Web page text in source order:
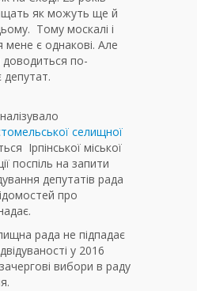
як можуть ще й
Тому москалі і
мене є однакові. Але
по-
депутат.
селищної
Ірпінської міської
поспіль на запити
депутатів рада
про
рада не підпадає
у 2016
вибори в раду